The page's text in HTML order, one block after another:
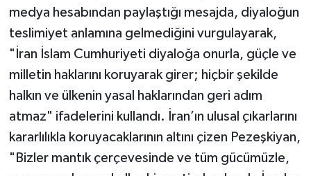
medya hesabından paylaştığı mesajda, diyaloğun
teslimiyet anlamına gelmediğini vurgulayarak,
"İran İslam Cumhuriyeti diyaloğa onurla, güçle ve
milletin haklarını koruyarak girer; hiçbir şekilde
halkın ve ülkenin yasal haklarından geri adım
atmaz" ifadelerini kullandı. İran’ın ulusal çıkarlarını
kararlılıkla koruyacaklarının altını çizen Pezeşkiyan,
"Bizler mantık çerçevesinde ve tüm gücümüzle,